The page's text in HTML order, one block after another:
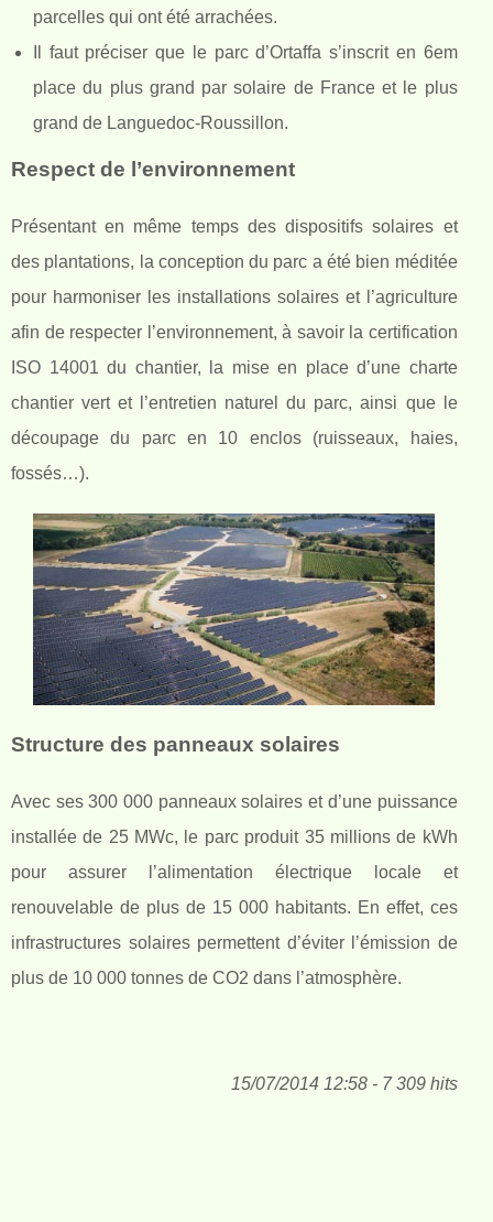
parcelles qui ont été arrachées.
Il faut préciser que le parc d’Ortaffa s’inscrit en 6em
place du plus grand par solaire de France et le plus
grand de Languedoc-Roussillon.
Respect de l’environnement
Présentant en même temps des dispositifs solaires et
des plantations, la conception du parc a été bien méditée
pour harmoniser les installations solaires et l’agriculture
afin de respecter l’environnement, à savoir la certification
ISO 14001 du chantier, la mise en place d’une charte
chantier vert et l’entretien naturel du parc, ainsi que le
découpage du parc en 10 enclos (ruisseaux, haies,
fossés…).
Structure des panneaux solaires
Avec ses 300 000 panneaux solaires et d’une puissance
installée de 25 MWc, le parc produit 35 millions de kWh
pour assurer l’alimentation électrique locale et
renouvelable de plus de 15 000 habitants. En effet, ces
infrastructures solaires permettent d’éviter l’émission de
plus de 10 000 tonnes de CO2 dans l’atmosphère.
15/07/2014 12:58 - 7 309 hits